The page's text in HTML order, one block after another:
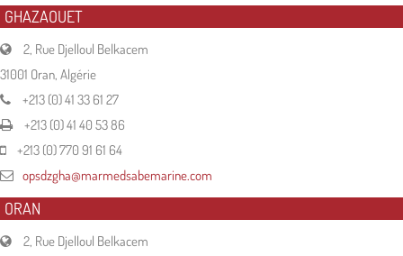
GHAZAOUET
2, Rue Djelloul Belkacem
31001 Oran, Algérie
+213 (0) 41 33 61 27
+213 (0) 41 40 53 86
+213 (0) 770 91 61 64
opsdzgha@marmedsabemarine.com
ORAN
2, Rue Djelloul Belkacem